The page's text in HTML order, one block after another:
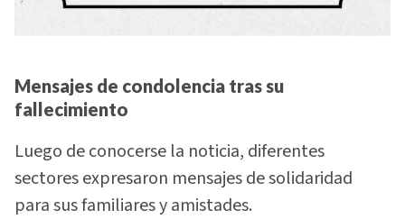
Mensajes de condolencia tras su
fallecimiento
Luego de conocerse la noticia, diferentes
sectores expresaron mensajes de solidaridad
para sus familiares y amistades.